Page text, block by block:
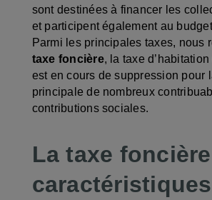
sont destinées à financer les
et participent également au budget
Parmi les principales taxes, nous
taxe foncière, la taxe
est en cours de suppression pour
principale de nombreux
contributions sociales.
La taxe